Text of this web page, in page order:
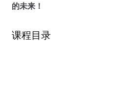
的未来！
课程目录